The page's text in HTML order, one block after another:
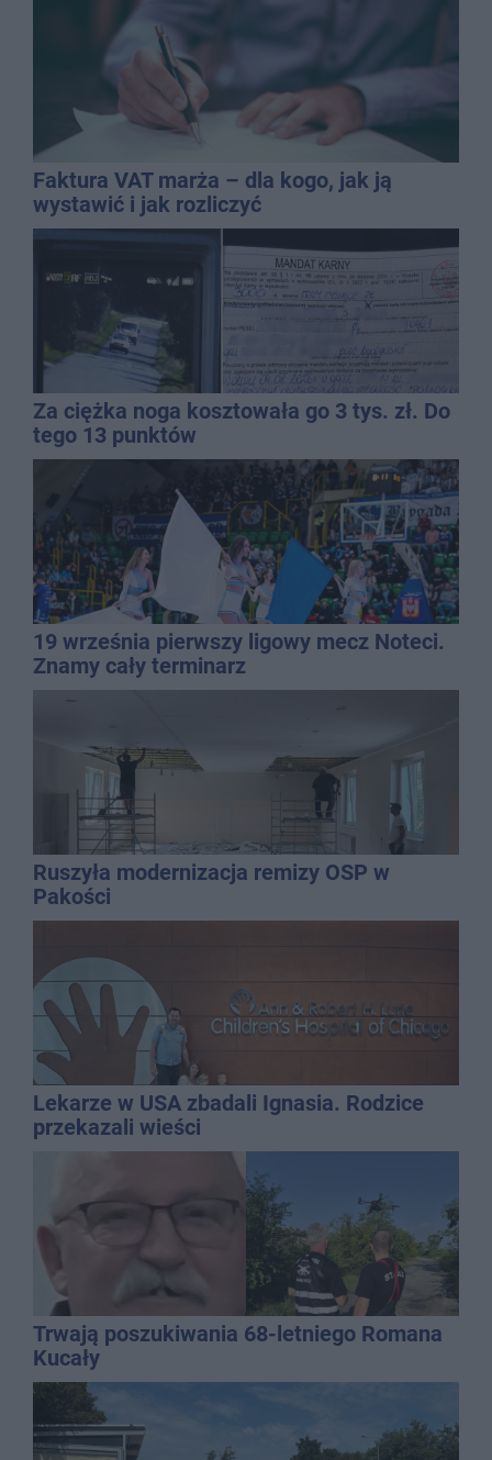
Faktura VAT marża – dla kogo, jak ją
wystawić i jak rozliczyć
Za ciężka noga kosztowała go 3 tys. zł. Do
tego 13 punktów
19 września pierwszy ligowy mecz Noteci.
Znamy cały terminarz
Ruszyła modernizacja remizy OSP w
Pakości
Lekarze w USA zbadali Ignasia. Rodzice
przekazali wieści
Trwają poszukiwania 68-letniego Romana
Kucały